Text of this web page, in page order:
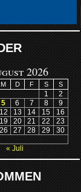
2026
M D F S S
1
2
5 6 7 8
9
12 13 14 15
16
19 20 21 22
23
26 27 28 29
30
« Juli